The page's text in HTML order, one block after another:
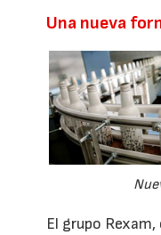
Una nueva
El grupo